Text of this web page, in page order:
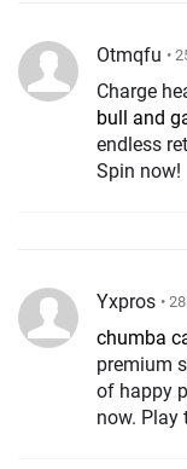
Otmqfu •
Charge
bull and
endless
Spin now!
Yxpros •
chumba
premium
of happy
now. Play